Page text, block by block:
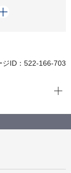
ジID：522-166-703
現在